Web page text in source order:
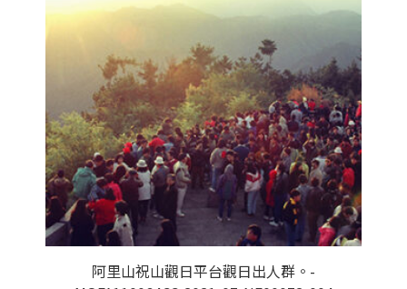
阿里山祝山觀日平台觀日出人群。-